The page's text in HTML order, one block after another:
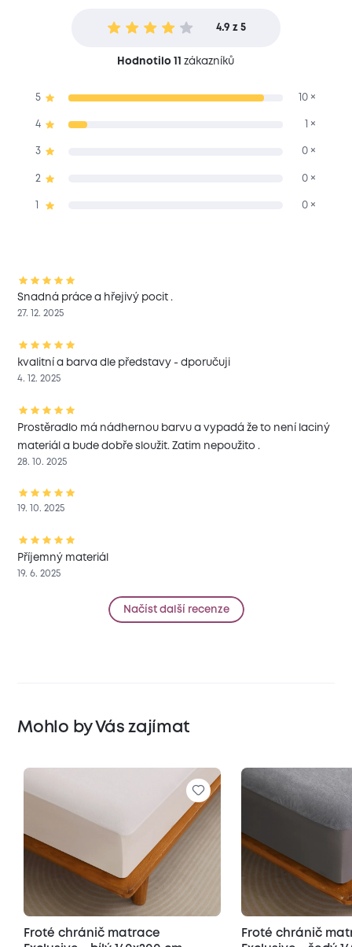
4.9 z 5
Hodnotilo 11 zákazníků
5 10 ×
4 1 ×
3 0 ×
2 0 ×
0 ×
Snadná práce a hřejivý pocit .
27. 12. 2025
kvalitní a barva dle představy - dporučuji
4. 12. 2025
Prostěradlo má nádhernou barvu a vypadá že to není laciný
materiál a bude dobře sloužit. Zatim nepoužito .
28. 10. 2025
19. 10. 2025
Příjemný materiál
19. 6. 2025
Načíst další recenze
Mohlo by Vás zajímat
Froté chránič matrace
Froté chránič